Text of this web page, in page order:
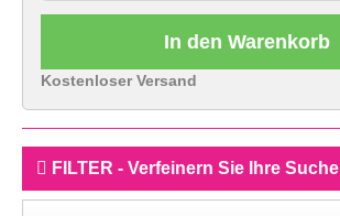
In den Warenkorb
Kostenloser Versand
FILTER - Verfeinern Sie Ihre Suche